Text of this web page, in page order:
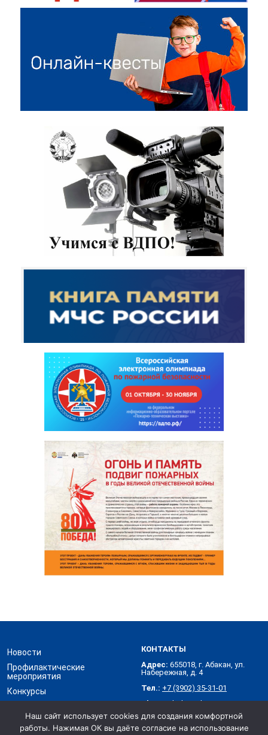
Новости
Профилактические
мероприятия
Конкурсы
КОНТАКТЫ
Адрес: 655018, г. Абакан, ул.
Набережная, д. 4
Тел.: +7 (3902) 35-31-01
Skype: abakanvdpo
Хакасское республиканское отделение Всероссийского
Наш сайт использует cookies для создания комфортной
работы. Нажимая ОК вы даёте согласие на использование